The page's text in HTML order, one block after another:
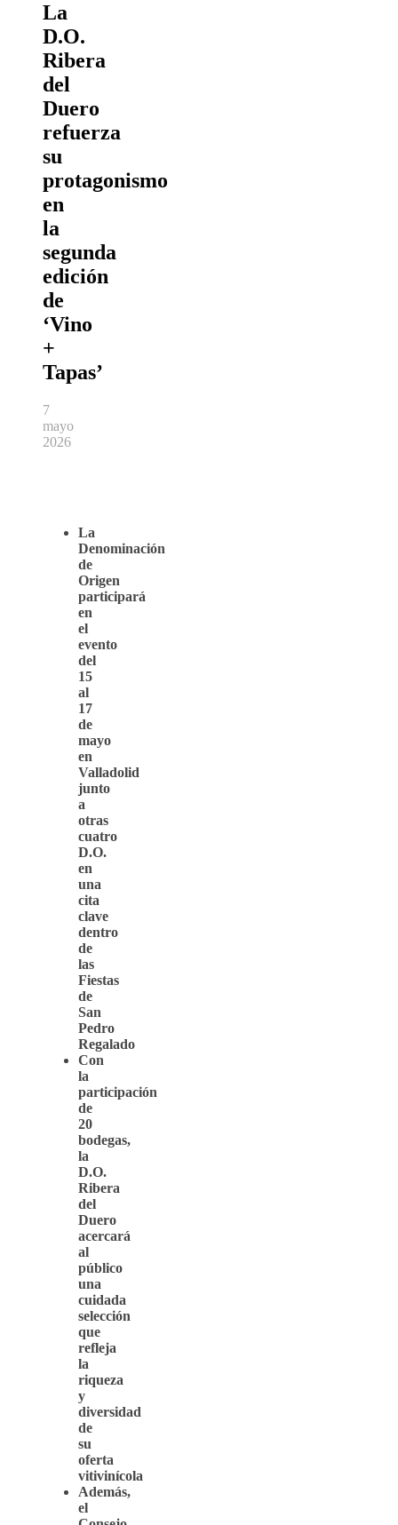
La
D.O.
Ribera
del
Duero
refuerza
su
protagonismo
en
la
segunda
edición
de
‘Vino
+
Tapas’
7
mayo
2026
La
Denominación
de
Origen
participará
en
el
evento
del
15
al
17
de
mayo
en
Valladolid
junto
a
otras
cuatro
D.O.
en
una
cita
clave
dentro
de
las
Fiestas
de
San
Pedro
Regalado
Con
la
participación
de
20
bodegas,
la
D.O.
Ribera
del
Duero
acercará
al
público
una
cuidada
selección
que
refleja
la
riqueza
y
diversidad
de
su
oferta
vitivinícola
Además,
el